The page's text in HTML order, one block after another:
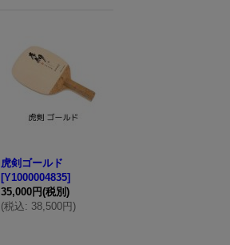
虎剣ゴールド
[Y1000004835]
35,000円(税別)
(税込: 38,500円)